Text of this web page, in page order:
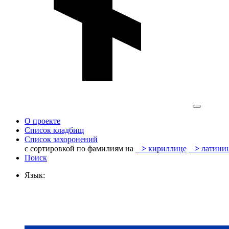
О проекте
Список кладбищ
Список захоронений
с сортировкой по фамилиям на
> кириллице >
Поиск
Язык: